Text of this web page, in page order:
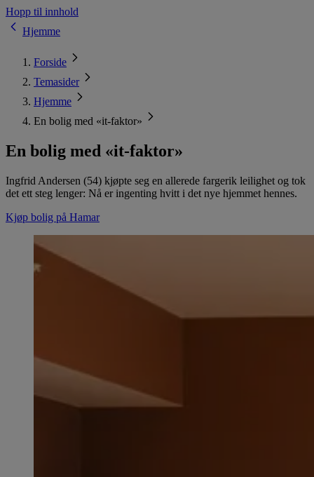
Hopp til innhold
Hjemme
Forside
Temasider
Hjemme
En bolig med «it-faktor»
En bolig med «it-faktor»
Ingfrid Andersen (54) kjøpte seg en allerede fargerik leilighet og tok
det ett steg lenger: Nå er ingenting hvitt i det nye hjemmet hennes.
Kjøp bolig på Hamar